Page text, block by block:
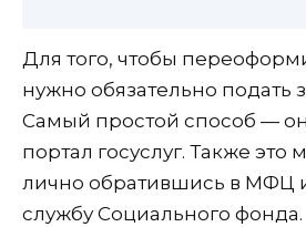
Для того, чтобы
нужно обязательно подать
Самый простой способ —
портал госуслуг. Также это
лично обратившись в МФЦ
службу Социального фонда.